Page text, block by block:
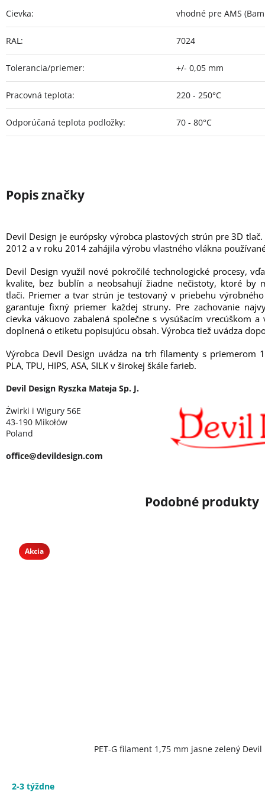
Cievka: vhodné pre AMS
RAL: 7024
Tolerancia/priemer: +/- 0,05 mm
Pracovná teplota: 220 - 250°C
Odporúčaná teplota podložky: 70 - 80°C
Akcia
PET-G filament 1,75 mm jasne zelený Devil
2-3 týždne
Devil Design je európsky výrobca plastových strún pre 3D
2012 a v roku 2014 zahájila výrobu vlastného vlákna
Devil Design využil nové pokročilé technologické procesy,
kvalite, bez bublín a neobsahují žiadne nečistoty, ktoré by
tlači. Priemer a tvar strún je testovaný v priebehu
garantuje fixný priemer každej struny. Pre zachovanie
cievka vákuovo zabalená společne s vysúšacím vrecúškom
doplnená o etiketu popisujúcu obsah. Výrobca tiež uvádza
Výrobca Devil Design uvádza na trh filamenty s priemerom
PLA, TPU, HIPS, ASA, SILK v širokej škále farieb.
Devil Design Ryszka Mateja Sp. J.
Żwirki i Wigury 56E
43-190 Mikołów
Poland
office@devildesign.com